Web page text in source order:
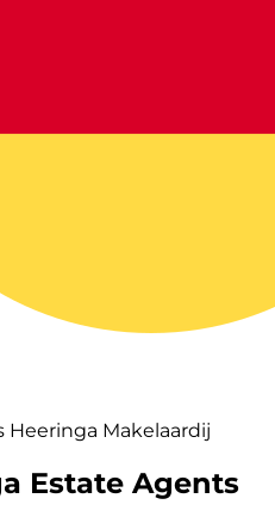
Makelaardij
Estate Agents